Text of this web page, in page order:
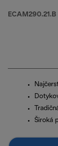
ECAM290.21.B
Široká